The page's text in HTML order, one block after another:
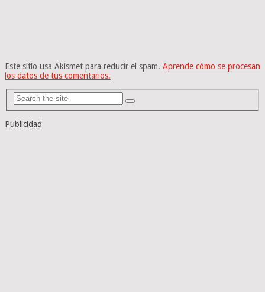
Este sitio usa Akismet para reducir el spam. Aprende cómo se procesan
los datos de tus comentarios.
Publicidad